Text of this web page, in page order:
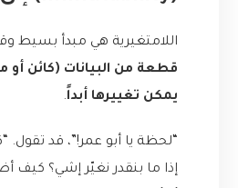
اللامتغيرية هي مبدأ بسيط
قطعة من البيانات (كائن أو
يمكن تغييرها أبداً.
“لحظة يا أبو عمر!”، قد
إذا ما بنقدر نغيّر إشي؟ كيف